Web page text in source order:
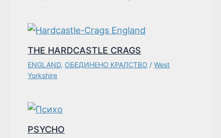
THE HARDCASTLE CRAGS
ENGLAND, ОБЕДИНЕНО КРАЛСТВО /West
Yorkshire
PSYCHO